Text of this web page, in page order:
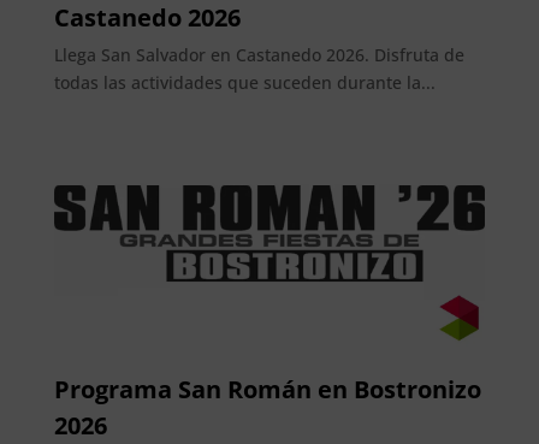
Castanedo 2026
Llega San Salvador en Castanedo 2026. Disfruta de
todas las actividades que suceden durante la...
Programa San Román en Bostronizo
2026